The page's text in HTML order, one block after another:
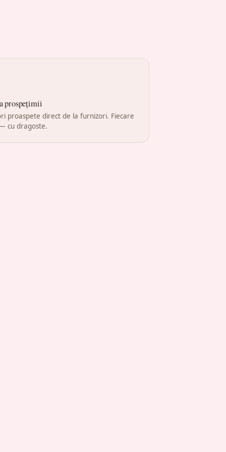
prospețimii
proaspete direct de la furnizori. Fiecare
cu dragoste.